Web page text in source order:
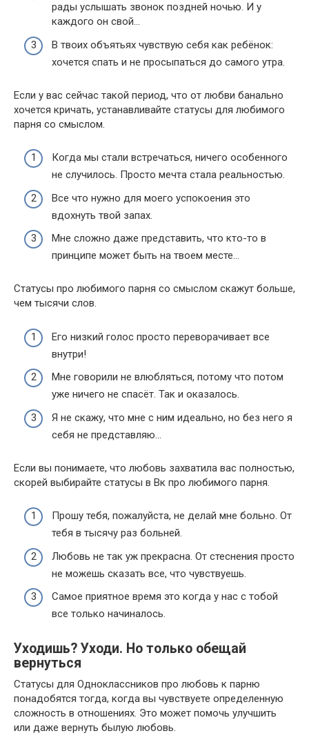
рады услышать звонок поздней ночью. И у
каждого он свой…
В твоих объятьях чувствую себя как ребёнок:
хочется спать и не просыпаться до самого утра.
Если у вас сейчас такой период, что от любви банально
хочется кричать, устанавливайте статусы для любимого
парня со смыслом.
Когда мы стали встречаться, ничего особенного
не случилось. Просто мечта стала реальностью.
Все что нужно для моего успокоения это
вдохнуть твой запах.
Мне сложно даже представить, что кто-то в
принципе может быть на твоем месте…
Статусы про любимого парня со смыслом скажут больше,
чем тысячи слов.
Его низкий голос просто переворачивает все
внутри!
Мне говорили не влюбляться, потому что потом
уже ничего не спасёт. Так и оказалось.
Я не скажу, что мне с ним идеально, но без него я
себя не представляю…
Если вы понимаете, что любовь захватила вас полностью,
скорей выбирайте статусы в Вк про любимого парня.
Прошу тебя, пожалуйста, не делай мне больно. От
тебя в тысячу раз больней.
Любовь не так уж прекрасна. От стеснения просто
не можешь сказать все, что чувствуешь.
Самое приятное время это когда у нас с тобой
все только начиналось.
Уходишь? Уходи. Но только обещай
вернуться
Статусы для Одноклассников про любовь к парню
понадобятся тогда, когда вы чувствуете определенную
сложность в отношениях. Это может помочь улучшить
или даже вернуть былую любовь.